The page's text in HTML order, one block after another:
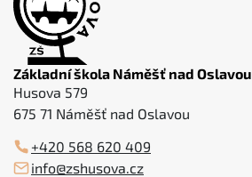
Základní škola Náměšť nad Oslavou
Husova 579
675 71 Náměšť nad Oslavou
+420 568 620 409
info@zshusova.cz